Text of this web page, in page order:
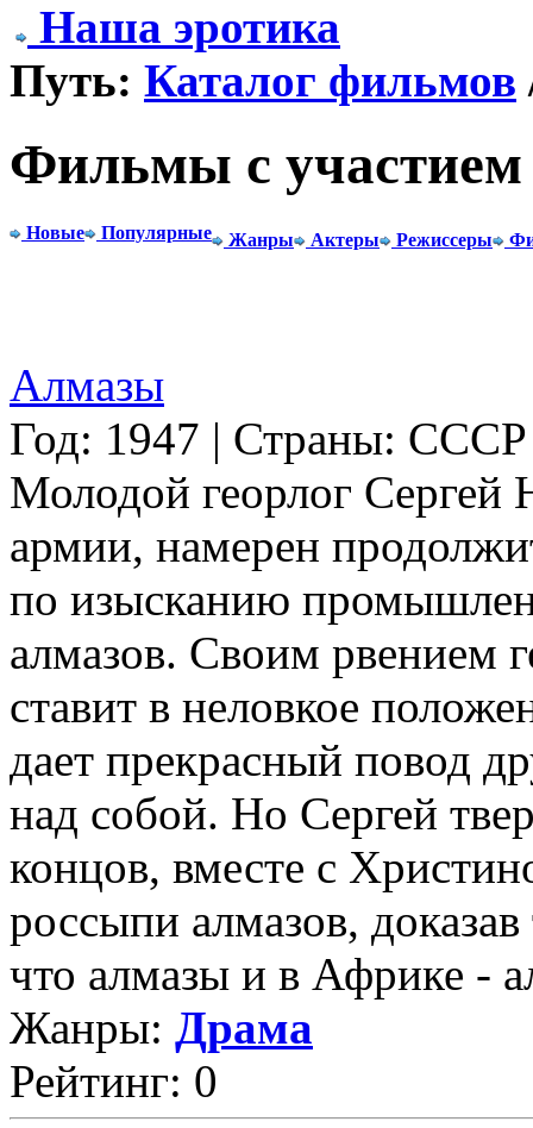
Наша эротика
Путь: Каталог фильмов
Фильмы с
Новые Популярные Жанры Актеры Режиссеры
Алмазы
Год: 1947 | Страны: СССР
Молодой георлог Сергей
армии, намерен
по изысканию
алмазов. Своим рвением
ставит в неловкое
дает прекрасный повод
над собой. Но Сергей
концов, вместе с
россыпи алмазов,
что алмазы и в Африке -
Жанры: Драма
Рейтинг: 0